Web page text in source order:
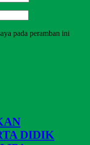
pada peramban ini
DIDIK